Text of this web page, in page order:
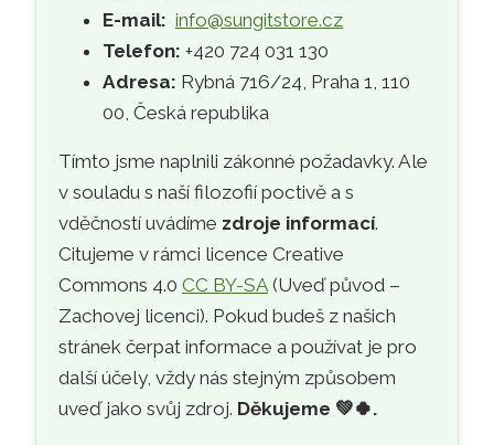
E-mail:info@sungitstore.cz
Telefon:+420 724 031 130
Adresa: Rybná 716/24, Praha 1, 110
00, Česká republika
Tímto jsme naplnili zákonné požadavky. Ale
v souladu s naší filozofií poctivě a s
vděčností uvádíme zdroje informací.
Citujeme v rámci licence Creative
Commons 4.0CC BY-SA(Uveď původ –
Zachovej licenci). Pokud budeš z našich
stránek čerpat informace a používat je pro
další účely, vždy nás stejným způsobem
uveď jako svůj zdroj. Děkujeme 💚🍀.